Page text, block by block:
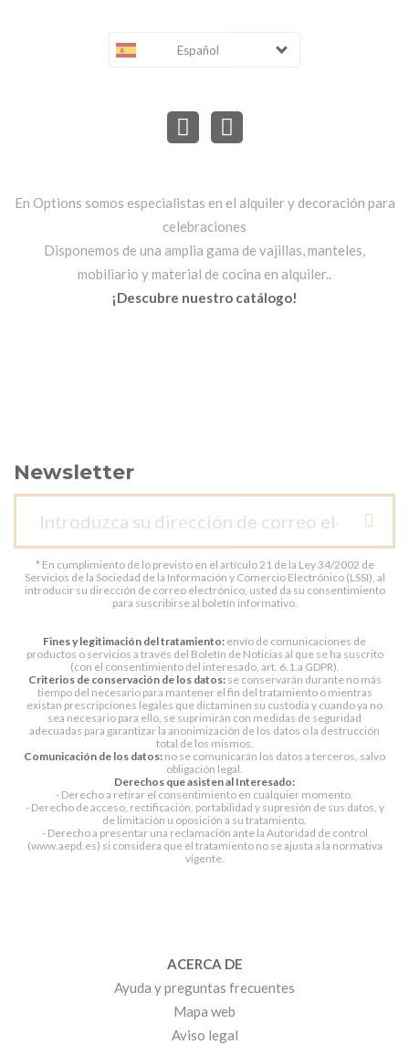
Español
En Options somos especialistas en el alquiler y decoración para
celebraciones
Disponemos de una amplia gama de vajillas, manteles,
mobiliario y material de cocina en alquiler..
¡Descubre nuestro catálogo!
Newsletter
* En cumplimiento de lo previsto en el artículo 21 de la Ley 34/2002 de
Servicios de la Sociedad de la Información y Comercio Electrónico (LSSI), al
introducir su dirección de correo electrónico, usted da su consentimiento
para suscribirse al boletín informativo.
Fines y legitimación del tratamiento: envío de comunicaciones de
productos o servicios a través del Boletín de Noticias al que se ha suscrito
(con el consentimiento del interesado, art. 6.1.a GDPR).
Criterios de conservación de los datos:se conservarán durante no más
tiempo del necesario para mantener el fin del tratamiento o mientras
existan prescripciones legales que dictaminen su custodia y cuando ya no
sea necesario para ello, se suprimirán con medidas de seguridad
adecuadas para garantizar la anonimización de los datos o la destrucción
total de los mismos.
Comunicación de los datos: no se comunicarán los datos a terceros, salvo
obligación legal.
Derechos que asisten al Interesado:
- Derecho a retirar el consentimiento en cualquier momento.
- Derecho de acceso, rectificación, portabilidad y supresión de sus datos, y
de limitación u oposición a su tratamiento.
- Derecho a presentar una reclamación ante la Autoridad de control
(www.aepd.es) si considera que el tratamiento no se ajusta a la normativa
vigente.
ACERCA DE
Ayuda y preguntas frecuentes
Mapa web
Aviso legal